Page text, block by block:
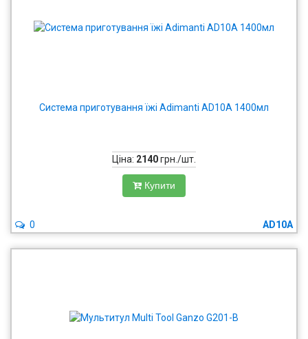
Система приготування їжі Adimanti AD10A 1400мл
Ціна: 2140грн./шт.
Купити
AD10A
0